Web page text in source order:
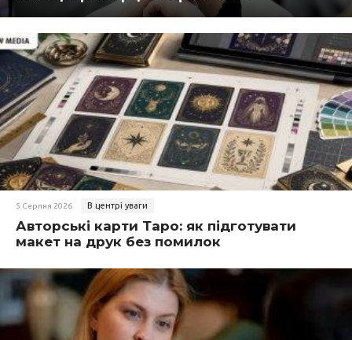
5 Серпня 2026 В центрі уваги
Авторські карти Таро: як підготувати
макет на друк без помилок